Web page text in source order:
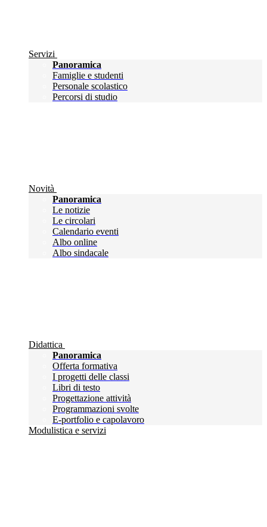
Servizi
Panoramica
Famiglie e studenti
Personale scolastico
Percorsi di studio
Novità
Panoramica
Le notizie
Le circolari
Calendario eventi
Albo online
Albo sindacale
Didattica
Panoramica
Offerta formativa
I progetti delle classi
Libri di testo
Progettazione attività
Programmazioni svolte
E-portfolio e capolavoro
Modulistica e servizi